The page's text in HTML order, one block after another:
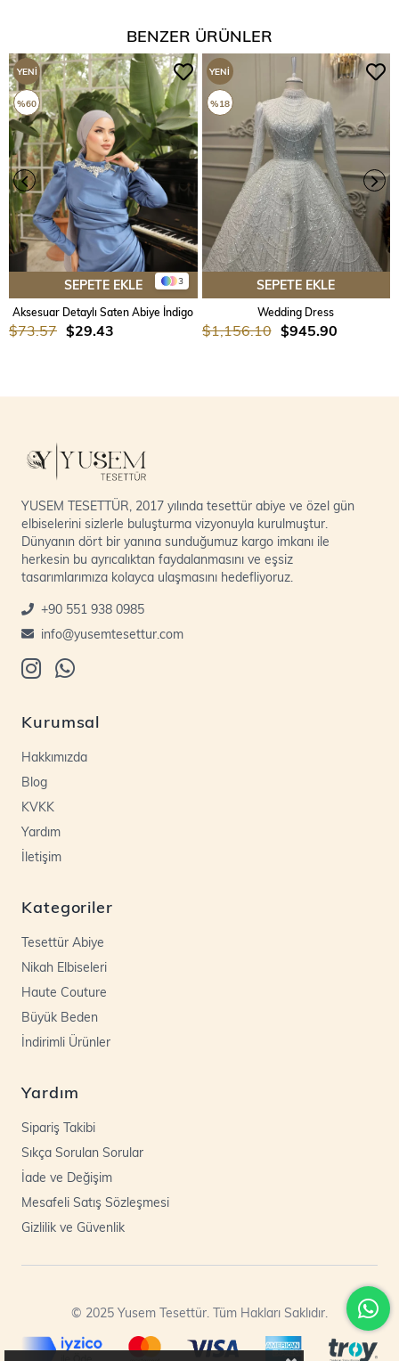
BENZER ÜRÜNLER
3
SEPETE EKLE
Aksesuar Detaylı Saten Abiye İndigo
$29.43
$73.57
YENI
ÜRÜN
%60
SEPETE EKLE
Wedding Dress
$945.90
$1,156.10
YENI
ÜRÜN
%18
YUSEM TESETTÜR, 2017 yılında tesettür abiye ve özel gün
elbiselerini sizlerle buluşturma vizyonuyla kurulmuştur.
Dünyanın dört bir yanına sunduğumuz kargo imkanı ile
herkesin bu ayrıcalıktan faydalanmasını ve eşsiz
tasarımlarımıza kolayca ulaşmasını hedefliyoruz.
+90 551 938 0985
info@yusemtesettur.com
Kurumsal
Hakkımızda
Blog
KVKK
Yardım
İletişim
Kategoriler
Tesettür Abiye
Nikah Elbiseleri
Haute Couture
Büyük Beden
İndirimli Ürünler
Yardım
Sipariş Takibi
Sıkça Sorulan Sorular
İade ve Değişim
Mesafeli Satış Sözleşmesi
Gizlilik ve Güvenlik
© 2025 Yusem Tesettür. Tüm Hakları Saklıdır.